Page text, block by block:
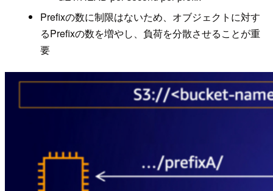
Prefixの数に制限はないため、オブジェクトに対す
るPrefixの数を増やし、負荷を分散させることが重
要